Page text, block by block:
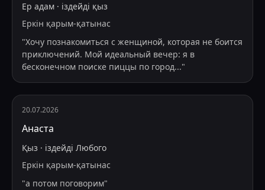
Ер адам · іздейді қыз
Еркін қарым-қатынас
"Хочу познакомиться с женщиной, которая не боится
приключений. Мой идеальный вечер: я в
бесконечном поиске пиццы по город..."
20.07.2026
Анаста
Қыз · іздейді Любого
Еркін қарым-қатынас
"а потом поговорим"